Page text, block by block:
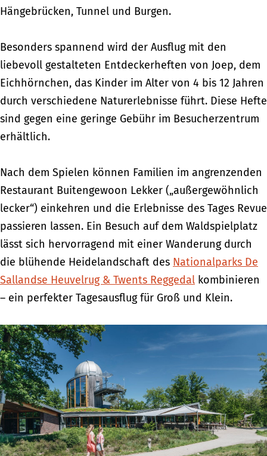
Hängebrücken, Tunnel und Burgen.
Besonders spannend wird der Ausflug mit den
liebevoll gestalteten Entdeckerheften von Joep, dem
Eichhörnchen, das Kinder im Alter von 4 bis 12 Jahren
durch verschiedene Naturerlebnisse führt. Diese Hefte
sind gegen eine geringe Gebühr im Besucherzentrum
erhältlich.
Nach dem Spielen können Familien im angrenzenden
Restaurant Buitengewoon Lekker („außergewöhnlich
lecker“) einkehren und die Erlebnisse des Tages Revue
passieren lassen. Ein Besuch auf dem Waldspielplatz
lässt sich hervorragend mit einer Wanderung durch
die blühende Heidelandschaft des Nationalparks De
Sallandse Heuvelrug & Twents Reggedal kombinieren
– ein perfekter Tagesausflug für Groß und Klein.